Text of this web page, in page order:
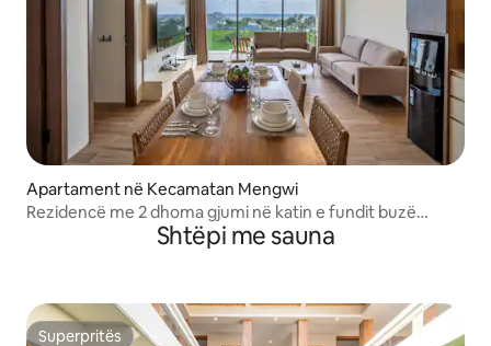
Apartament në Kecamatan Mengwi
Rezidencë me 2 dhoma gjumi në katin e fundit buzë
Shtëpi me sauna
Superpritës